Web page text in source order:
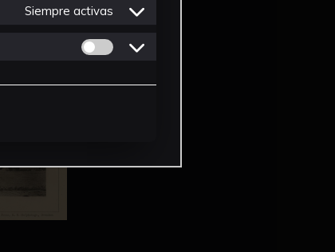
Siempre activas
Permitir cookies de Personalizacion